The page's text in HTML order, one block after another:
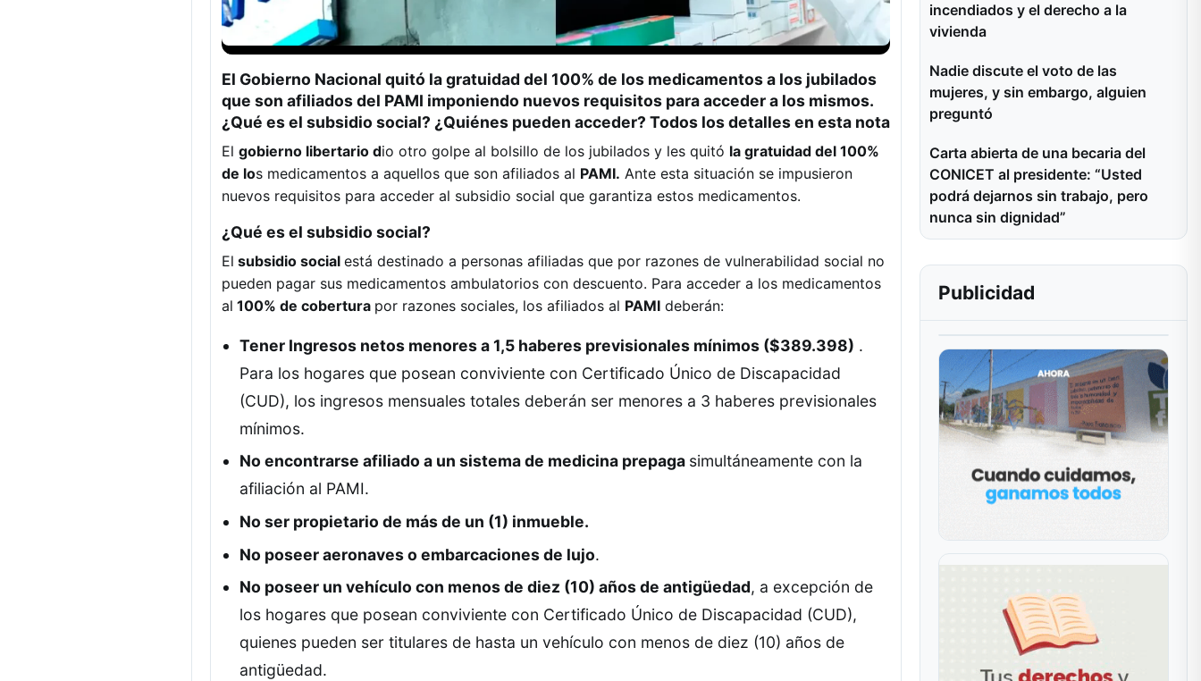
El Gobierno Nacional quitó la gratuidad del 100% de los medicamentos a los jubilados
que son afiliados del PAMI imponiendo nuevos requisitos para acceder a los mismos.
¿Qué es el subsidio social? ¿Quiénes pueden acceder? Todos los detalles en esta nota
El gobierno libertario dio otro golpe al bolsillo de los jubilados y les quitó la gratuidad del 100%
de los medicamentos a aquellos que son afiliados al PAMI. Ante esta situación se impusieron
nuevos requisitos para acceder al subsidio social que garantiza estos medicamentos.
¿Qué es el subsidio social?
El subsidio social está destinado a personas afiliadas que por razones de vulnerabilidad social no
pueden pagar sus medicamentos ambulatorios con descuento. Para acceder a los medicamentos
al 100% de cobertura por razones sociales, los afiliados al PAMI deberán:
Tener Ingresos netos menores a 1,5 haberes previsionales mínimos ($389.398) .
Para los hogares que posean conviviente con Certificado Único de Discapacidad
(CUD), los ingresos mensuales totales deberán ser menores a 3 haberes previsionales
mínimos.
No encontrarse afiliado a un sistema de medicina prepaga simultáneamente con la
afiliación al PAMI.
No ser propietario de más de un (1) inmueble.
No poseer aeronaves o embarcaciones de lujo.
No poseer un vehículo con menos de diez (10) años de antigüedad, a excepción de
los hogares que posean conviviente con Certificado Único de Discapacidad (CUD),
quienes pueden ser titulares de hasta un vehículo con menos de diez (10) años de
antigüedad.
incendiados y el derecho a la
vivienda
Nadie discute el voto de las
mujeres, y sin embargo, alguien
preguntó
Carta abierta de una becaria del
CONICET al presidente: “Usted
podrá dejarnos sin trabajo, pero
nunca sin dignidad”
Publicidad